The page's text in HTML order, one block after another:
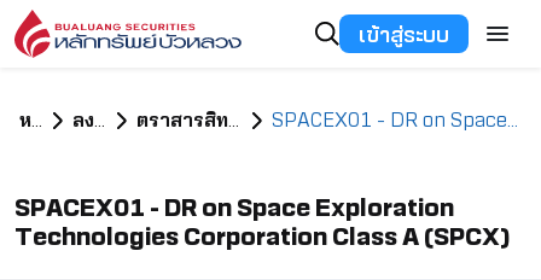
เข้าสู่ระบบ
หน้าแรก ลงทุนอะไรดี ตราสารสิทธิในหลักทรัพย์ต่างประเทศ SPACEX01 - DR on Space Exploration Technologies Corporation Class A (SPCX)
SPACEX01 - DR on Space Exploration
Technologies Corporation Class A (SPCX)